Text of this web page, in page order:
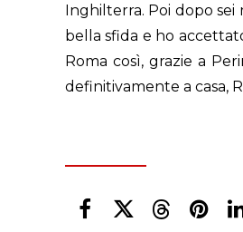
Inghilterra. Poi dopo sei
bella sfida e ho
Roma così, grazie a
definitivamente a casa,